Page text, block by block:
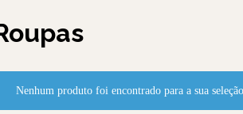
Nenhum produto foi encontrado para a sua